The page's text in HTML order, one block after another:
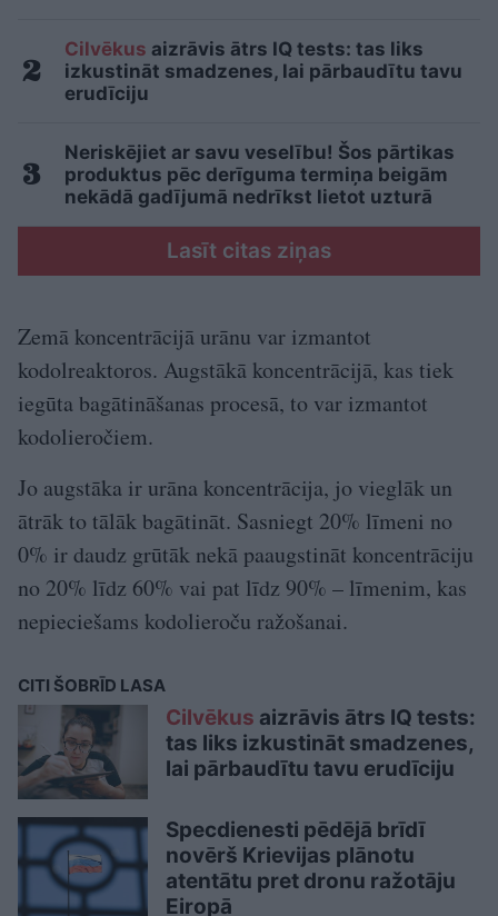
Cilvēkus aizrāvis ātrs IQ tests: tas liks
izkustināt smadzenes, lai pārbaudītu tavu
erudīciju
Neriskējiet ar savu veselību! Šos pārtikas
produktus pēc derīguma termiņa beigām
nekādā gadījumā nedrīkst lietot uzturā
Lasīt citas ziņas
Zemā koncentrācijā urānu var izmantot
kodolreaktoros. Augstākā koncentrācijā, kas tiek
iegūta bagātināšanas procesā, to var izmantot
kodolieročiem.
Jo augstāka ir urāna koncentrācija, jo vieglāk un
ātrāk to tālāk bagātināt. Sasniegt 20% līmeni no
0% ir daudz grūtāk nekā paaugstināt koncentrāciju
no 20% līdz 60% vai pat līdz 90% – līmenim, kas
nepieciešams kodolieroču ražošanai.
CITI ŠOBRĪD LASA
Cilvēkus aizrāvis ātrs IQ tests:
tas liks izkustināt smadzenes,
lai pārbaudītu tavu erudīciju
Specdienesti pēdējā brīdī
novērš Krievijas plānotu
atentātu pret dronu ražotāju
Eiropā